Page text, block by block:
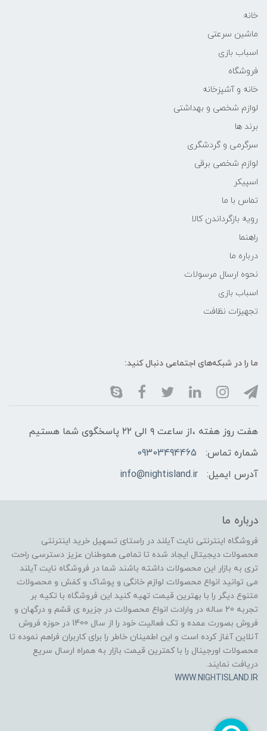
خانه
ماشین سرعتی
اسباب بازی
فروشگاه
خانه و آشپزخانه
لوازم شخصی و بهداشتی
برند ها
سرگرمی و گردشگری
لوازم شخصی برقی
اسپیکر
تماس با ما
رویه بازگرداندن کالا
راهنما
درباره ما
نحوه ارسال مرسولات
اسباب بازی
تجهیزات نظافت
ما را در شبکه‌های اجتماعی دنبال کنید:
هفت روز هفته ،از ساعت ۹ الی ۲۲ پاسخگوی شما هستیم
شماره تماس:
09303494465
آدرس ایمیل:
info@nightisland.ir
درباره ما
فروشگاه اینترنتی نایت آیلند در راستای تسهیل خرید اینترنتی
محصولات دیجیتال ایجاد شده تا تمامی هموطنان عزیز دسترسی راحت
تری به بازار این محصولات داشته باشند شما در فروشگاه نایت آیلند
می توانید انواع محصولات لوازم خانگی و پوشاک و کفش و محصولات
متنوع دیگر را با بهترین قیمت تهیه کنید این فروشگاه با تکیه بر
تجربه 20 ساله در وارادت انواع محصولات در جزیره ی قشم و درگهان و
فروش بصورت عمده و تک فعالیت خود را از سال 1400 در حوزه فروش
آنلاین آغاز کرده است و این اطمینان خاطر را برای کاربران فراهم نموده تا
محصولات اورجینال را با کمترین قیمت بازار به همراه ارسال سریع
دریافت نمایند.
WWW.NIGHTISLAND.IR